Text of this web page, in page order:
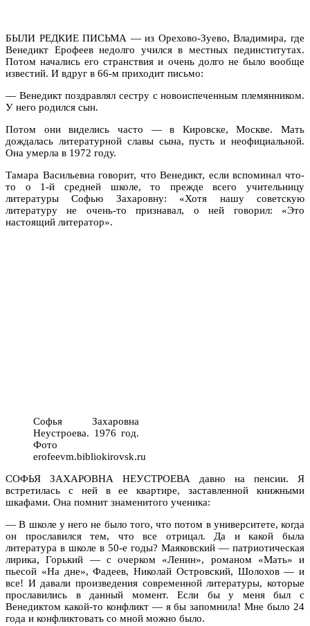
БЫЛИ РЕДКИЕ ПИСЬМА — из Орехово-Зуево, Владимира, где
Венедикт Ерофеев недолго учился в местных пединститутах.
Потом начались его странствия и очень долго не было вообще
известий. И вдруг в 66-м приходит письмо:
— Венедикт поздравлял сестру с новоиспеченным племянником.
У него родился сын.
Потом они виделись часто — в Кировске, Москве. Мать
дождалась литературной славы сына, пусть и неофициальной.
Она умерла в 1972 году.
Тамара Васильевна говорит, что Венедикт, если вспоминал что-
то о 1-й средней школе, то прежде всего учительницу
литературы Софью Захаровну: «Хотя нашу советскую
литературу не очень-то признавал, о ней говорил: «Это
настоящий литератор».
Софья Захаровна
Неустроева. 1976 год.
Фото
erofeevm.bibliokirovsk.ru
СОФЬЯ ЗАХАРОВНА НЕУСТРОЕВА давно на пенсии. Я
встретилась с ней в ее квартире, заставленной книжными
шкафами. Она помнит знаменитого ученика:
— В школе у него не было того, что потом в университете, когда
он прославился тем, что все отрицал. Да и какой была
литература в школе в 50-е годы? Маяковский — патриотическая
лирика, Горький — с очерком «Ленин», романом «Мать» и
пьесой «На дне», Фадеев, Николай Островский, Шолохов — и
все! И давали произведения современной литературы, которые
прославились в данный момент. Если бы у меня был с
Венедиктом какой-то конфликт — я бы запомнила! Мне было 24
года и конфликтовать со мной можно было.